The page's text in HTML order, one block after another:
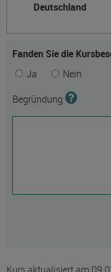
Deutschland
Fanden Sie die
Ja
Nein
Begründung